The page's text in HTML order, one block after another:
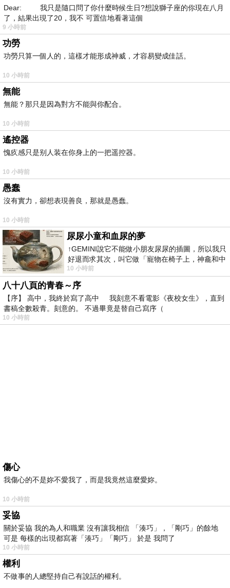
Dear: 我只是隨口問了你什麼時候生日?想說獅子座的你現在八月
了，結果出現了20，我不 可置信地看著這個
9 小時前
功勞
功勞只算一個人的，這樣才能形成神威，才容易變成佳話。
10 小時前
無能
無能？那只是因為對方不能與你配合。
10 小時前
遙控器
愧疚感只是别人装在你身上的一把遥控器。
10 小時前
愚蠢
沒有實力，卻想表現善良，那就是愚蠢。
10 小時前
尿尿小童和血尿的夢
↑GEMINI說它不能做小朋友尿尿的插圖，所以我只
好退而求其次，叫它做「寵物在椅子上，神龕和中
年人臉孔」的畫了。 六月底
10 小時前
八十八頁的青春～序
【序】 高中，我終於寫了高中 我刻意不看電影《夜校女生》，直到
書稿全數殺青。刻意的。 不過畢竟是替自己寫序（
10 小時前
傷心
我傷心的不是妳不愛我了，而是我竟然這麼愛妳。
10 小時前
妥協
關於妥協 我的為人和職業 沒有讓我相信 「湊巧」，「剛巧」的餘地
可是 每樣的出現都寫著「湊巧」「剛巧」 於是 我問了
10 小時前
權利
不做事的人總堅持自己有說話的權利。